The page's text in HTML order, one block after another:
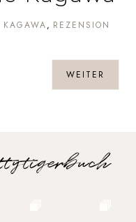
KAGAWA REZENSION
WEITER